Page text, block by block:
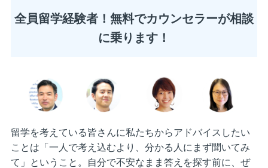
全員留学経験者！無料でカウンセラーが相談
に乗ります！
留学を考えている皆さんに私たちからアドバイスしたい
ことは「一人で考え込むより、分かる人にまず聞いてみ
て」ということ。自分で不安なまま答えを探す前に、ぜ